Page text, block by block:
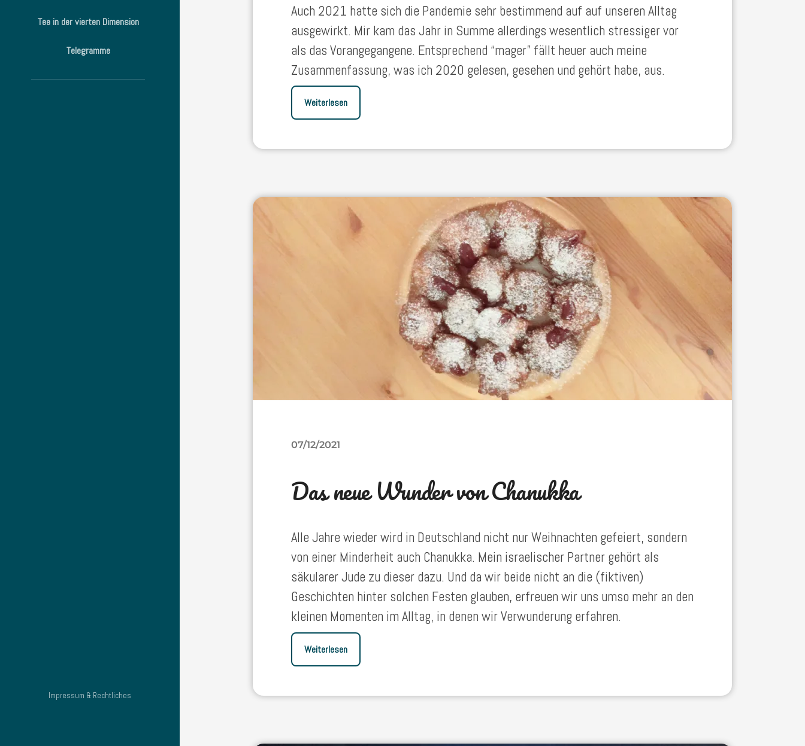
Tee in der vierten Dimension
Telegramme
Impressum & Rechtliches
Auch 2021 hatte sich die Pandemie sehr bestimmend auf auf unseren Alltag
ausgewirkt. Mir kam das Jahr in Summe allerdings wesentlich stressiger vor
als das Vorangegangene. Entsprechend “mager” fällt heuer auch meine
Zusammenfassung, was ich 2020 gelesen, gesehen und gehört habe, aus.
Weiterlesen
07/12/2021
Das neue Wunder von Chanukka
Alle Jahre wieder wird in Deutschland nicht nur Weihnachten gefeiert, sondern
von einer Minderheit auch Chanukka. Mein israelischer Partner gehört als
säkularer Jude zu dieser dazu. Und da wir beide nicht an die (fiktiven)
Geschichten hinter solchen Festen glauben, erfreuen wir uns umso mehr an den
kleinen Momenten im Alltag, in denen wir Verwunderung erfahren.
Weiterlesen